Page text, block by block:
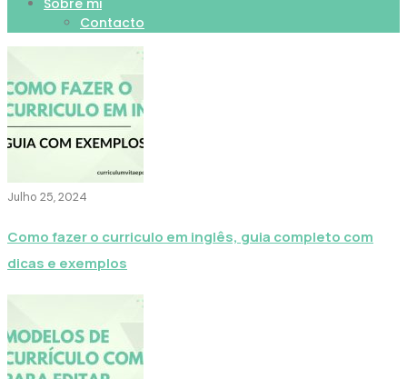
Sobre mi
Contacto
Julho 25, 2024
Como fazer o curriculo em inglês, guia completo com
dicas e exemplos